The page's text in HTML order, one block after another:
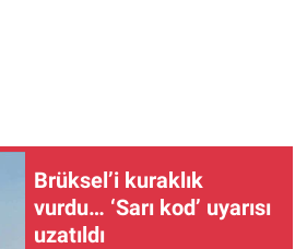
Brüksel’i kuraklık
vurdu… ‘Sarı kod’ uyarısı
uzatıldı